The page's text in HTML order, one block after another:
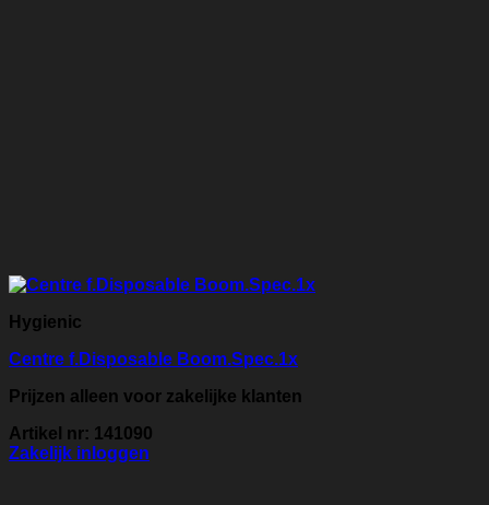
Hygienic
Centre f.Disposable Boom.Spec.1x
Prijzen alleen voor zakelijke klanten
Artikel nr: 141090
Zakelijk inloggen